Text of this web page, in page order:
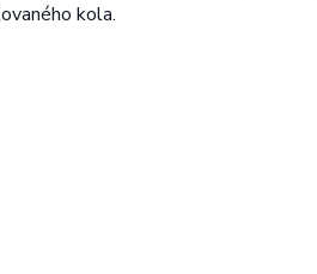
kola.